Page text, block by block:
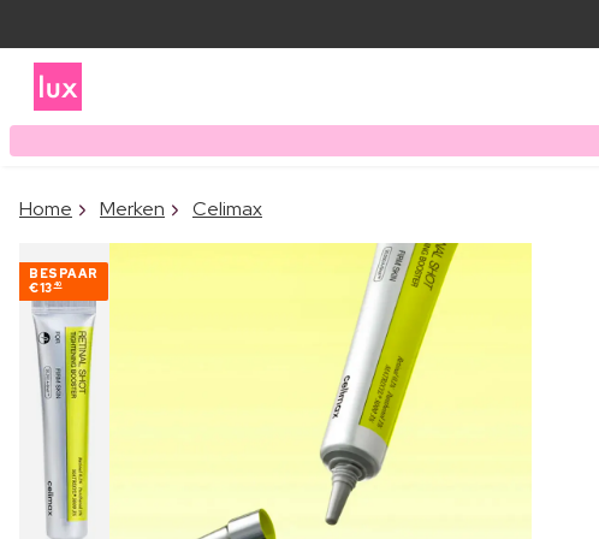
Home Merken Celimax
BESPAAR
€13 40